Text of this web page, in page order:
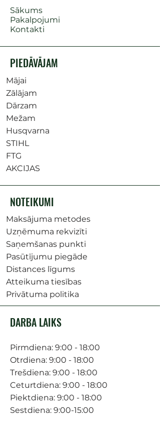
Sākums
Pakalpojumi
Kontakti
PIEDĀVĀJAM
Mājai
Zālājam
Dārzam
Mežam
Husqvarna
STIHL
FTG
AKCIJAS
NOTEIKUMI
Maksājuma metodes
Uzņēmuma rekvizīti
Saņemšanas punkti
Pasūtījumu piegāde
Distances līgums
Atteikuma tiesības
Privātuma politika
DARBA LAIKS
Pirmdiena: 9:00 - 18:00
Otrdiena: 9:00 - 18:00
Trešdiena: 9:00 - 18:00
Ceturtdiena: 9:00 - 18:00
Piektdiena: 9:00 - 18:00
Sestdiena: 9:00-15:00